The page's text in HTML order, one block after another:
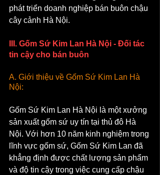
phát triển doanh nghiệp bán buôn chậu
cây cảnh Hà Nội.
III. Gốm Sứ Kim Lan Hà Nội - Đối tác
tin cậy cho bán buôn
A. Giới thiệu về Gốm Sứ Kim Lan Hà
Nội:
Gốm Sứ Kim Lan Hà Nội là một xưởng
sản xuất gốm sứ uy tín tại thủ đô Hà
Nội. Với hơn 10 năm kinh nghiệm trong
lĩnh vực gốm sứ, Gốm Sứ Kim Lan đã
khẳng định được chất lượng sản phẩm
và độ tin cậy trong việc cung cấp chậu